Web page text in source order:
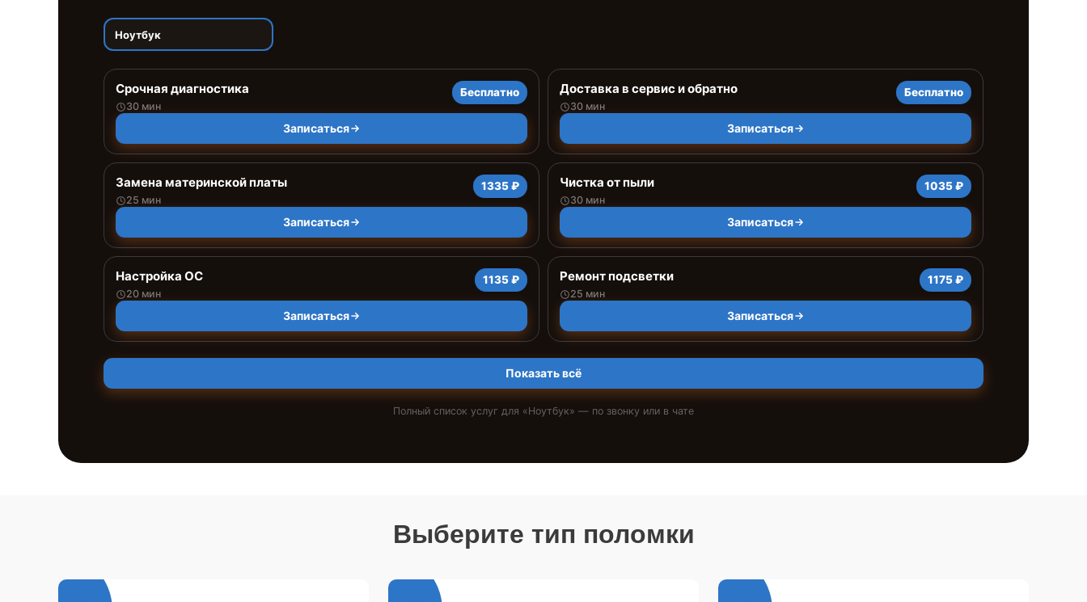
Ноутбук
Срочная диагностика
30 мин
Бесплатно
Записаться
Доставка в сервис и обратно
30 мин
Бесплатно
Записаться
Замена материнской платы
25 мин
1335 ₽
Записаться
Чистка от пыли
30 мин
1035 ₽
Записаться
Настройка ОС
20 мин
1135 ₽
Записаться
Ремонт подсветки
25 мин
1175 ₽
Записаться
Показать всё
Полный список услуг для «Ноутбук» — по звонку или в чате
Выберите тип поломки